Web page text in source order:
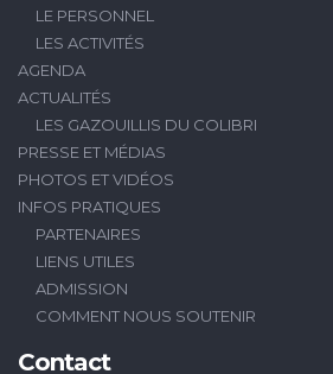
LE PERSONNEL
LES ACTIVITÉS
AGENDA
ACTUALITÉS
LES GAZOUILLIS DU COLIBRI
PRESSE ET MÉDIAS
PHOTOS ET VIDÉOS
INFOS PRATIQUES
PARTENAIRES
LIENS UTILES
ADMISSION
COMMENT NOUS SOUTENIR
Contact